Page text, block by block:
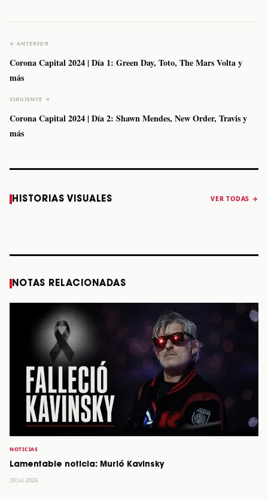
← ANTERIOR
Corona Capital 2024 | Día 1: Green Day, Toto, The Mars Volta y
más
SIGUIENTE →
Corona Capital 2024 | Día 2: Shawn Mendes, New Order, Travis y
más
HISTORIAS VISUALES VER TODAS →
a Monterrey el
Staiti, guitarrista
anuncia “Reality
NOTAS RELACIONADAS
NOTICIAS
Lamentable noticia: Murió Kavinsky
29 Jul, 2026